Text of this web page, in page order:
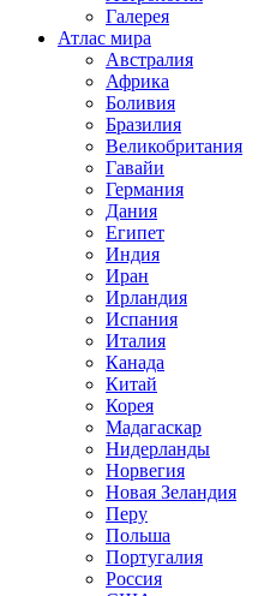
Галерея
Атлас мира
Австралия
Африка
Боливия
Бразилия
Великобритания
Гавайи
Германия
Дания
Египет
Индия
Иран
Ирландия
Испания
Италия
Канада
Китай
Корея
Мадагаскар
Нидерланды
Норвегия
Новая Зеландия
Перу
Польша
Португалия
Россия